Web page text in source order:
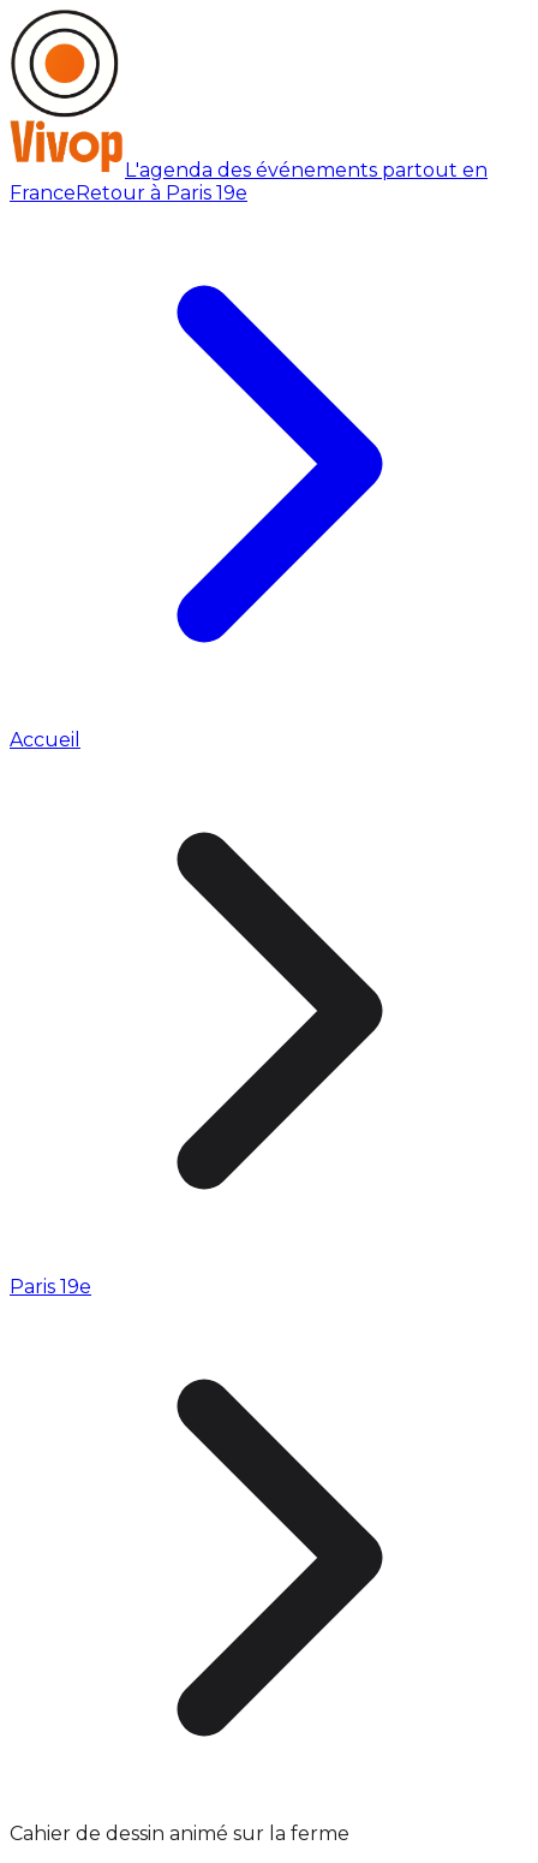
L'agenda des événements partout en
FranceRetour à Paris 19e
Accueil
Paris 19e
Cahier de dessin animé sur la ferme